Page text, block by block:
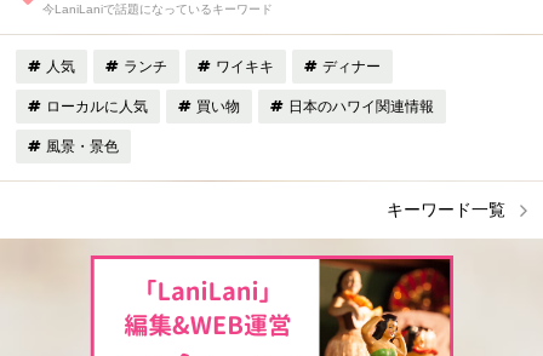
今LaniLaniで話題になっているキーワード
人気 ランチ ワイキキ ディナー
ローカルに人気 買い物 日本のハワイ関連情報
風景・景色
キーワード一覧